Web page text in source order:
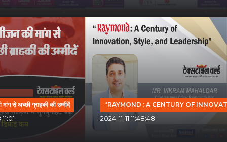
से अच्छी ग्राहकी की उम्मीदें
“RAYMOND : A CENTURY OF
2024-11-11 11:48:48